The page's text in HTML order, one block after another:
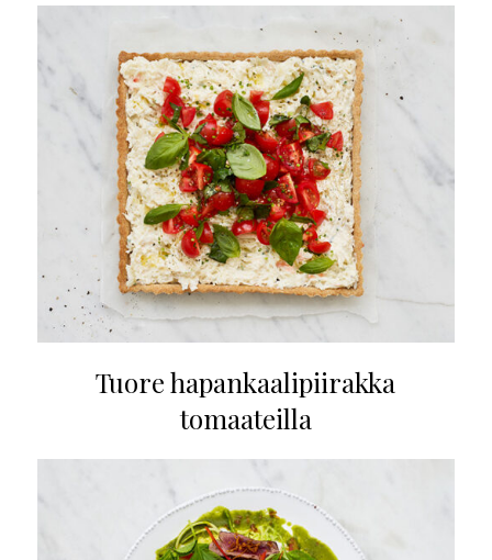
Tuore hapankaalipiirakka
tomaateilla